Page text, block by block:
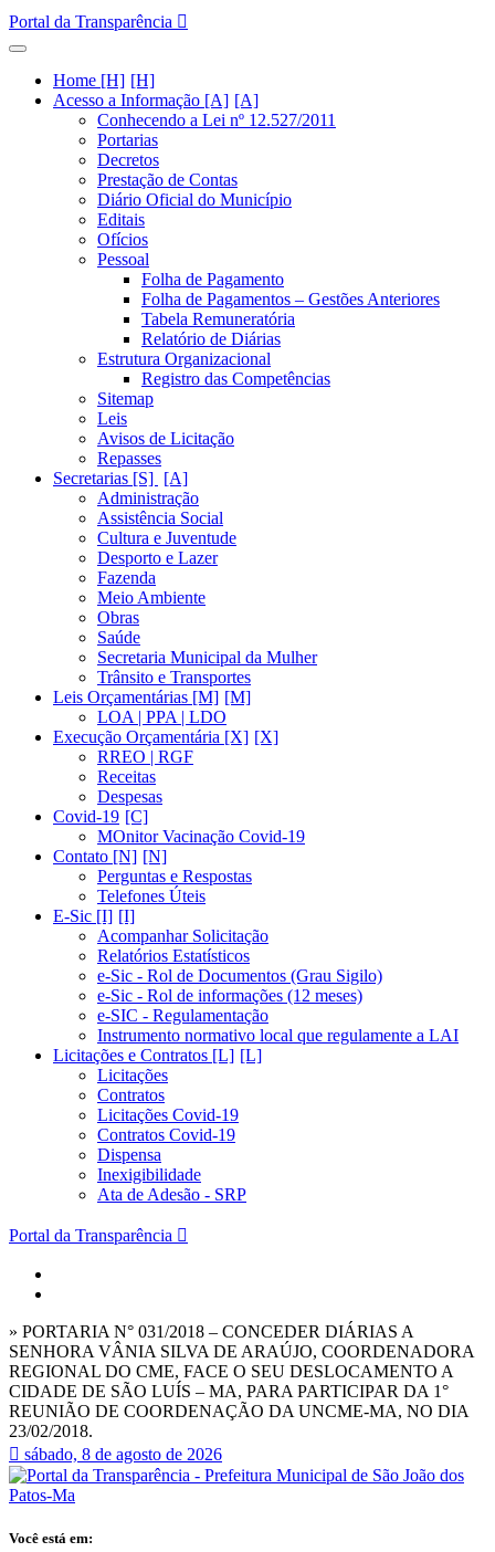
Portal da Transparência
Home [H]
Acesso a Informação [A]
Conhecendo a Lei nº 12.527/2011
Portarias
Decretos
Prestação de Contas
Diário Oficial do Município
Editais
Ofícios
Pessoal
Folha de Pagamento
Folha de Pagamentos – Gestões Anteriores
Tabela Remuneratória
Relatório de Diárias
Estrutura Organizacional
Registro das Competências
Sitemap
Leis
Avisos de Licitação
Repasses
Secretarias [S]
Administração
Assistência Social
Cultura e Juventude
Desporto e Lazer
Fazenda
Meio Ambiente
Obras
Saúde
Secretaria Municipal da Mulher
Trânsito e Transportes
Leis Orçamentárias [M]
LOA | PPA | LDO
Execução Orçamentária [X]
RREO | RGF
Receitas
Despesas
Covid-19
MOnitor Vacinação Covid-19
Contato [N]
Perguntas e Respostas
Telefones Úteis
E-Sic [I]
Acompanhar Solicitação
Relatórios Estatísticos
e-Sic - Rol de Documentos (Grau Sigilo)
e-Sic - Rol de informações (12 meses)
e-SIC - Regulamentação
Instrumento normativo local que regulamente a LAI
Licitações e Contratos [L]
Licitações
Contratos
Licitações Covid-19
Contratos Covid-19
Dispensa
Inexigibilidade
Ata de Adesão - SRP
Portal da Transparência
» PORTARIA N° 031/2018 – CONCEDER DIÁRIAS A
SENHORA VÂNIA SILVA DE ARAÚJO, COORDENADORA
REGIONAL DO CME, FACE O SEU DESLOCAMENTO A
CIDADE DE SÃO LUÍS – MA, PARA PARTICIPAR DA 1°
REUNIÃO DE COORDENAÇÃO DA UNCME-MA, NO DIA
23/02/2018.
sábado, 8 de agosto de 2026
Você está em: